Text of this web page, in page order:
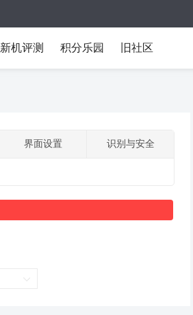
新机评测 积分乐园 旧社区
界面设置 识别与安全